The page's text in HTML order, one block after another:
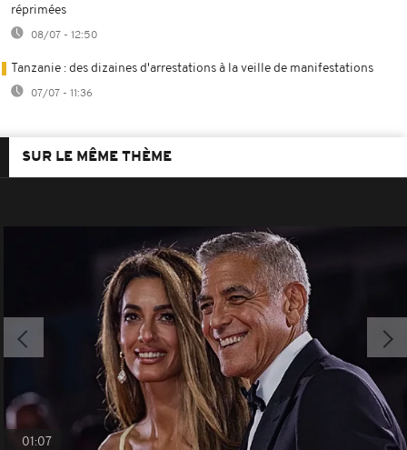
réprimées
08/07 - 12:50
Tanzanie : des dizaines d'arrestations à la veille de manifestations
07/07 - 11:36
SUR LE MÊME THÈME
01:07